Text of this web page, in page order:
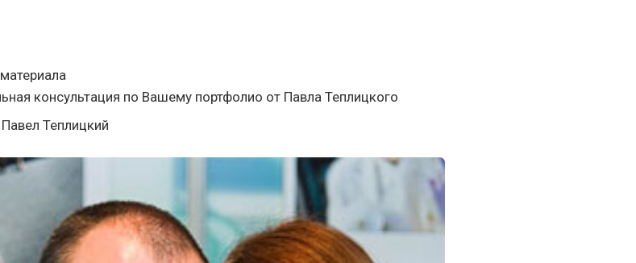
консультация по Вашему портфолио от Павла Теплицкого
Теплицкий